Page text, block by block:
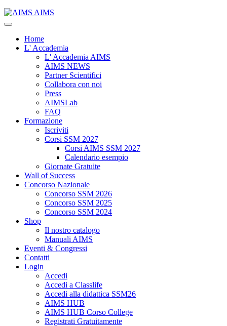
AIMS
Home
L' Accademia
L' Accademia AIMS
AIMS NEWS
Partner Scientifici
Collabora con noi
Press
AIMSLab
FAQ
Formazione
Iscriviti
Corsi SSM 2027
Corsi AIMS SSM 2027
Calendario esempio
Giornate Gratuite
Wall of Success
Concorso Nazionale
Concorso SSM 2026
Concorso SSM 2025
Concorso SSM 2024
Shop
Il nostro catalogo
Manuali AIMS
Eventi & Congressi
Contatti
Login
Accedi
Accedi a Classlife
Accedi alla didattica SSM26
AIMS HUB
AIMS HUB Corso College
Registrati Gratuitamente